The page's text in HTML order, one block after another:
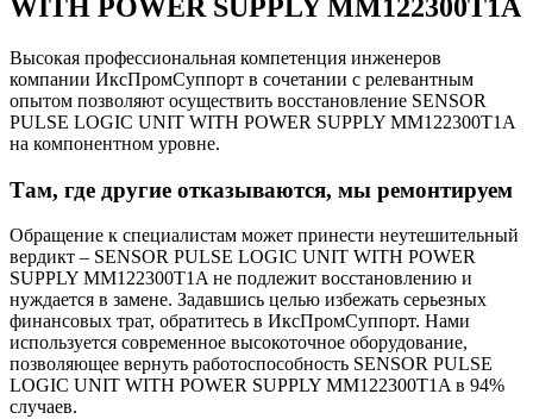
WITH POWER SUPPLY MM122300T1A
Высокая профессиональная компетенция инженеров
компании ИксПромСуппорт в сочетании с релевантным
опытом позволяют осуществить восстановление SENSOR
PULSE LOGIC UNIT WITH POWER SUPPLY MM122300T1A
на компонентном уровне.
Там, где другие отказываются, мы ремонтируем
Обращение к специалистам может принести неутешительный
вердикт – SENSOR PULSE LOGIC UNIT WITH POWER
SUPPLY MM122300T1A не подлежит восстановлению и
нуждается в замене. Задавшись целью избежать серьезных
финансовых трат, обратитесь в ИксПромСуппорт. Нами
используется современное высокоточное оборудование,
позволяющее вернуть работоспособность SENSOR PULSE
LOGIC UNIT WITH POWER SUPPLY MM122300T1A в 94%
случаев.